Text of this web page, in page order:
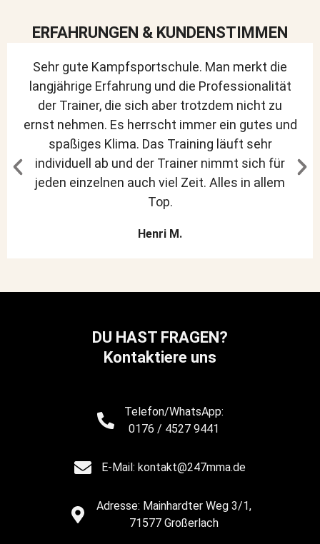
ERFAHRUNGEN & KUNDENSTIMMEN
Sehr gute Kampfsportschule. Man merkt die
langjährige Erfahrung und die Professionalität
der Trainer, die sich aber trotzdem nicht zu
ernst nehmen. Es herrscht immer ein gutes und
spaßiges Klima. Das Training läuft sehr
individuell ab und der Trainer nimmt sich für
jeden einzelnen auch viel Zeit. Alles in allem
Top.
Henri M.
DU HAST FRAGEN?
Kontaktiere uns
Telefon/WhatsApp:
0176 / 4527 9441
E-Mail: kontakt@247mma.de
Adresse: Mainhardter Weg 3/1,
71577 Großerlach